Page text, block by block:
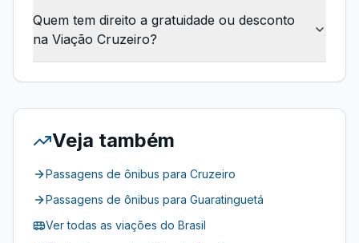
Quem tem direito a gratuidade ou desconto
na Viação Cruzeiro?
Veja também
Passagens de ônibus para Cruzeiro
Passagens de ônibus para Guaratinguetá
Ver todas as viações do Brasil